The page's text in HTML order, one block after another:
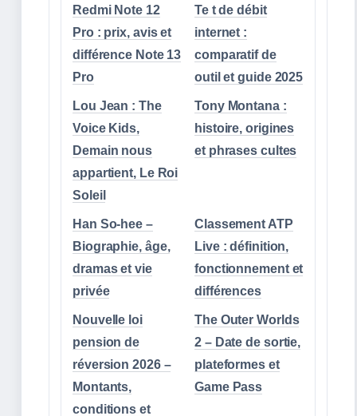
Redmi Note 12
Pro : prix, avis et
différence Note 13
Pro
Te t de débit
internet :
comparatif de
outil et guide 2025
Lou Jean : The
Voice Kids,
Demain nous
appartient, Le Roi
Soleil
Tony Montana :
histoire, origines
et phrases cultes
Han So-hee –
Biographie, âge,
dramas et vie
privée
Classement ATP
Live : définition,
fonctionnement et
différences
Nouvelle loi
pension de
réversion 2026 –
Montants,
conditions et
The Outer Worlds
2 – Date de sortie,
plateformes et
Game Pass